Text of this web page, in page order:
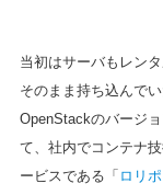
当初はサーバもレン
そのまま持ち込んで
OpenStackのバージ
て、社内でコンテナ
ービスである「 ロリ